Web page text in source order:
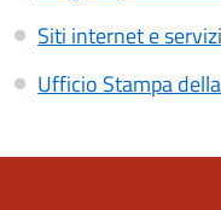
Siti internet e
Ufficio Stampa